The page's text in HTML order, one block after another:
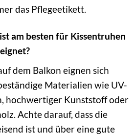
das Pflegeetikett.
am besten für Kissentruhen
dem Balkon eignen sich
Materialien wie UV-
hochwertiger Kunststoff oder
Achte darauf, dass die
ist und über eine gute